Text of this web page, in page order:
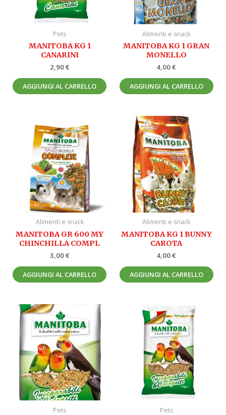
Pets
MANITOBA KG 1
CANARINI
2,90€
AGGIUNGI AL CARRELLO
Alimenti e snack
MANITOBA KG 1 GRAN
MONELLO
4,00€
AGGIUNGI AL CARRELLO
Alimenti e snack
MANITOBA GR 600 MY
CHINCHILLA COMPL
3,00€
AGGIUNGI AL CARRELLO
Alimenti e snack
MANITOBA KG 1 BUNNY
CAROTA
4,00€
AGGIUNGI AL CARRELLO
Pets Pets